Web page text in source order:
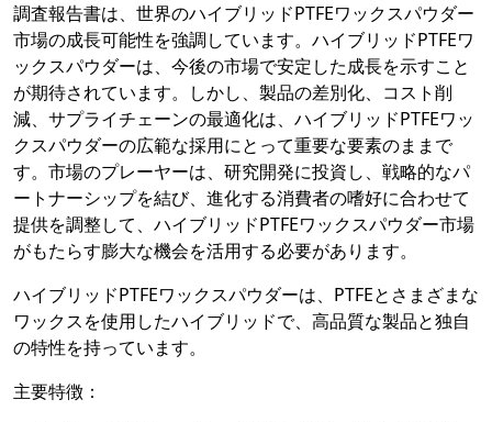
調査報告書は、世界のハイブリッドPTFEワックスパウダー
市場の成長可能性を強調しています。ハイブリッドPTFEワ
ックスパウダーは、今後の市場で安定した成長を示すこと
が期待されています。しかし、製品の差別化、コスト削
減、サプライチェーンの最適化は、ハイブリッドPTFEワッ
クスパウダーの広範な採用にとって重要な要素のままで
す。市場のプレーヤーは、研究開発に投資し、戦略的なパ
ートナーシップを結び、進化する消費者の嗜好に合わせて
提供を調整して、ハイブリッドPTFEワックスパウダー市場
がもたらす膨大な機会を活用する必要があります。
ハイブリッドPTFEワックスパウダーは、PTFEとさまざまな
ワックスを使用したハイブリッドで、高品質な製品と独自
の特性を持っています。
主要特徴：